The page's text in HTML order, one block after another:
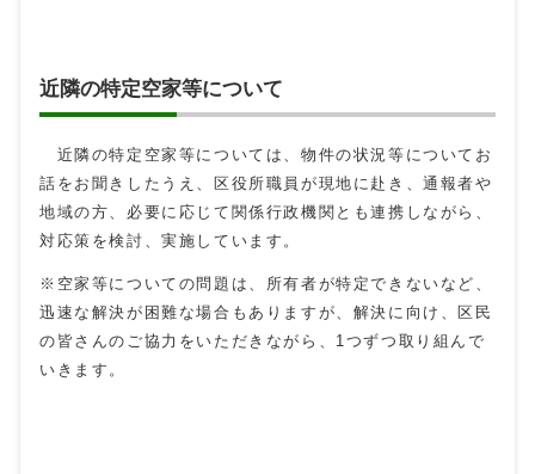
近隣の特定空家等について
近隣の特定空家等については、物件の状況等についてお
話をお聞きしたうえ、区役所職員が現地に赴き、通報者や
地域の方、必要に応じて関係行政機関とも連携しながら、
対応策を検討、実施しています。
※空家等についての問題は、所有者が特定できないなど、
迅速な解決が困難な場合もありますが、解決に向け、区民
の皆さんのご協力をいただきながら、1つずつ取り組んで
いきます。